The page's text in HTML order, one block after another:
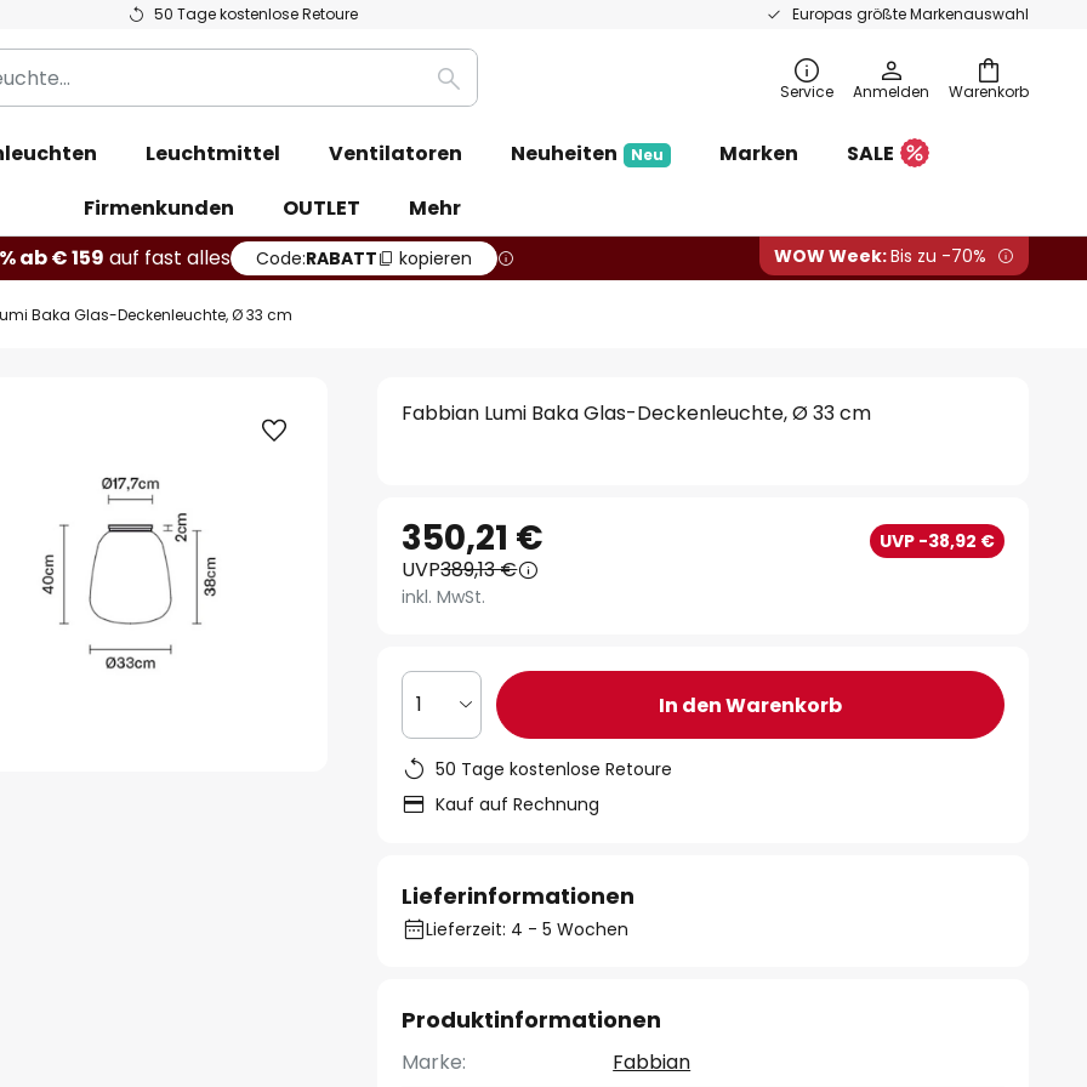
50 Tage kostenlose Retoure Europas größte Markenauswahl
Warenkorb
Suche Service Anmelden
Leuchtmittel Ventilatoren Neuheiten Neu Marken
SALE
Firmenkunden
OUTLET
Mehr
ab € 159 auf fast alles Code:RABATT kopieren WOW Week:Bis zu -70%
Baka Glas-Deckenleuchte, Ø 33 cm
Fabbian Lumi Baka Glas-Deckenleuchte, Ø 33 cm
350,21 € UVP -38,92 €
UVP389,13 €
inkl. MwSt.
1 In den Warenkorb
50 Tage kostenlose Retoure
Kauf auf Rechnung
Lieferinformationen
Lieferzeit: 4 - 5 Wochen
Produktinformationen
Marke:
Fabbian